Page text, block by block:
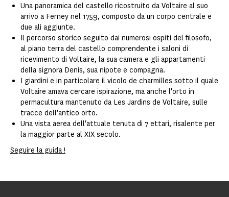
Una panoramica del castello ricostruito da Voltaire al suo
arrivo a Ferney nel 1759, composto da un corpo centrale e
due ali aggiunte.
Il percorso storico seguito dai numerosi ospiti del filosofo,
al piano terra del castello comprendente i saloni di
ricevimento di Voltaire, la sua camera e gli appartamenti
della signora Denis, sua nipote e compagna.
I giardini e in particolare il vicolo de charmilles sotto il quale
Voltaire amava cercare ispirazione, ma anche l'orto in
permacultura mantenuto da Les Jardins de Voltaire, sulle
tracce dell'antico orto.
Una vista aerea dell'attuale tenuta di 7 ettari, risalente per
la maggior parte al XIX secolo.
Seguire la guida !